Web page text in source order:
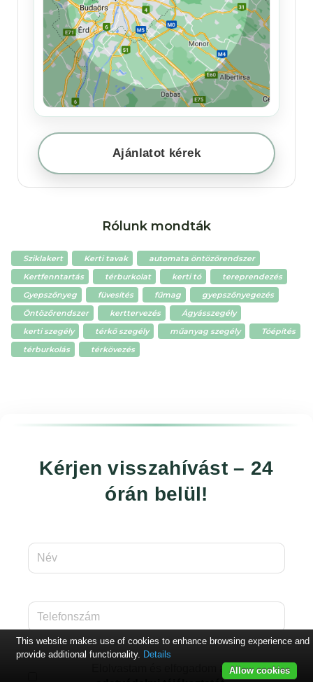
Ajánlatot kérek
Rólunk mondták
Sziklakert Kerti tavak
automata öntözőrendszer
Kertfenntartás
térburkolat kerti tó
tereprendezés
Gyepszőnyeg
füvesítés fűmag
gyepszőnyegezés
Öntözőrendszer
kerttervezés
Ágyásszegély
kerti szegély
térkő szegély műanyag szegély
Tóépítés
térburkolás
térkövezés
Kérjen visszahívást – 24
órán belül!
Elolvastam és elfogadom az
This website makes use of cookies to enhance browsing experience and
provide additional functionality. Details
Allow cookies